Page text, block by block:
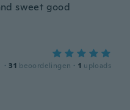
sweet good
· 31 beoordelingen · 1 uploads